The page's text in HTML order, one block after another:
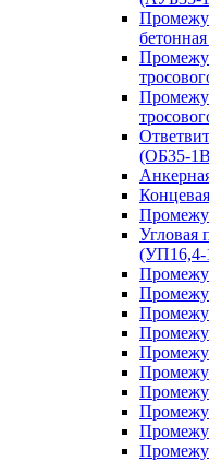
(ОБ35-
Угловая
(УП16,4-